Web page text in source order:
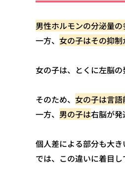
男性ホルモンの分泌量
一方、 女の子はその抑
女の子は、とくに左脳
そのため、 女の子は言語
一方、 男の子は右脳が発
個人差による部分も大
では、この違いに着目